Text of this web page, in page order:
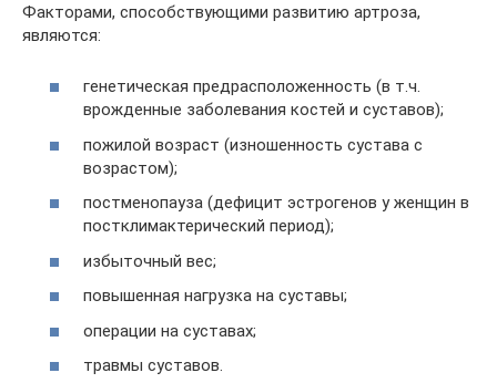
Факторами, способствующими развитию артроза,
являются:
генетическая предрасположенность (в т.ч.
врожденные заболевания костей и суставов);
пожилой возраст (изношенность сустава с
возрастом);
постменопауза (дефицит эстрогенов у женщин в
постклимактерический период);
избыточный вес;
повышенная нагрузка на суставы;
операции на суставах;
травмы суставов.